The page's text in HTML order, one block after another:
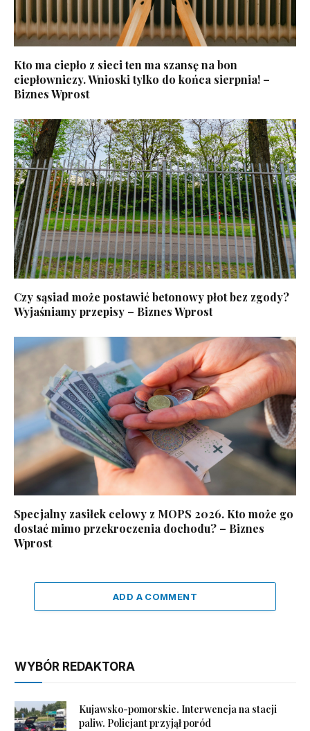
Kto ma ciepło z sieci ten ma szansę na bon
ciepłowniczy. Wnioski tylko do końca sierpnia! –
Biznes Wprost
Czy sąsiad może postawić betonowy płot bez zgody?
Wyjaśniamy przepisy – Biznes Wprost
Specjalny zasiłek celowy z MOPS 2026. Kto może go
dostać mimo przekroczenia dochodu? – Biznes
Wprost
ADD A COMMENT
WYBÓR REDAKTORA
Kujawsko-pomorskie. Interwencja na stacji
paliw. Policjant przyjął poród